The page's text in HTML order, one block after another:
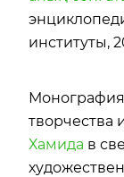
институты,
творчества
Хамида в